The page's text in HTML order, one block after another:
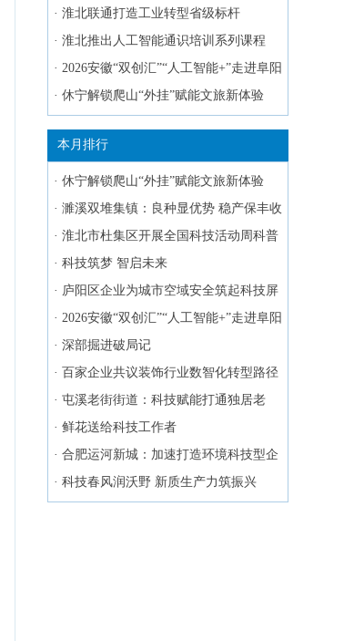
普活动
· 淮北联通打造工业转型省级标杆
· 淮北推出人工智能通识培训系列课程
· 2026安徽“双创汇”“人工智能+”走进阜阳
· 休宁解锁爬山“外挂”赋能文旅新体验
本月排行
· 休宁解锁爬山“外挂”赋能文旅新体验
· 濉溪双堆集镇：良种显优势 稳产保丰收
· 淮北市杜集区开展全国科技活动周科普
研学活动
· 科技筑梦 智启未来
· 庐阳区企业为城市空域安全筑起科技屏
障
· 2026安徽“双创汇”“人工智能+”走进阜阳
· 深部掘进破局记
· 百家企业共议装饰行业数智化转型路径
· 屯溪老街街道：科技赋能打通独居老
人“心路径”
· 鲜花送给科技工作者
· 合肥运河新城：加速打造环境科技型企
业聚集区
· 科技春风润沃野 新质生产力筑振兴